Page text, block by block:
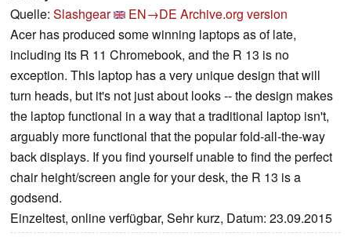
Quelle: Slashgear EN→DE Archive.org version
Acer has produced some winning laptops as of late,
including its R 11 Chromebook, and the R 13 is no
exception. This laptop has a very unique design that will
turn heads, but it's not just about looks -- the design makes
the laptop functional in a way that a traditional laptop isn't,
arguably more functional that the popular fold-all-the-way
back displays. If you find yourself unable to find the perfect
chair height/screen angle for your desk, the R 13 is a
godsend.
Einzeltest, online verfügbar, Sehr kurz, Datum: 23.09.2015